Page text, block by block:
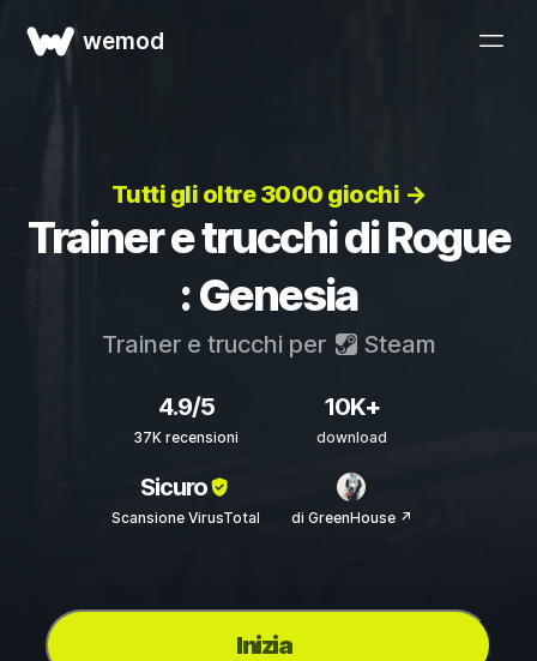
wemod
Tutti gli oltre 3000 giochi →
Trainer e trucchi di Rogue
: Genesia
Trainer e trucchi per Steam
4.9/5
37K recensioni
10K+
download
Sicuro
Scansione VirusTotal di GreenHouse ↗
Inizia